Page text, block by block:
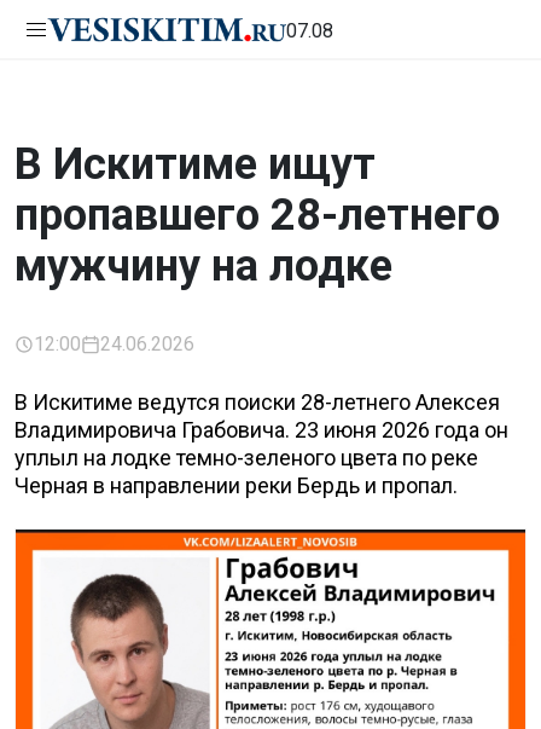
07.08
В Искитиме ищут
пропавшего 28-летнего
мужчину на лодке
12:00 24.06.2026
В Искитиме ведутся поиски 28-летнего Алексея
Владимировича Грабовича. 23 июня 2026 года он
уплыл на лодке темно-зеленого цвета по реке
Черная в направлении реки Бердь и пропал.